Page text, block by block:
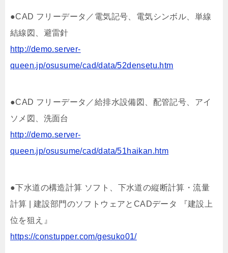
●CAD フリーデータ／電気記号、電気シンボル、単線
結線図、避雷針
http://demo.server-
queen.jp/osusume/cad/data/52densetu.htm
●CAD フリーデータ／給排水設備図、配管記号、アイ
ソメ図、洗面台
http://demo.server-
queen.jp/osusume/cad/data/51haikan.htm
●下水道の構造計算 ソフト、下水道の縦断計算・流量
計算 | 建設部門のソフトウェアとCADデータ 『建設上
位を狙え』
https://constupper.com/gesuko01/